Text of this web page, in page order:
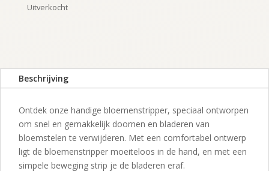
Uitverkocht
Beschrijving
Ontdek onze handige bloemenstripper, speciaal ontworpen
om snel en gemakkelijk doornen en bladeren van
bloemstelen te verwijderen. Met een comfortabel ontwerp
ligt de bloemenstripper moeiteloos in de hand, en met een
simpele beweging strip je de bladeren eraf.